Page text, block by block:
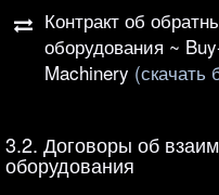
Контракт об
оборудования ~
Machinery (скачать
3.2. Договоры об
оборудования